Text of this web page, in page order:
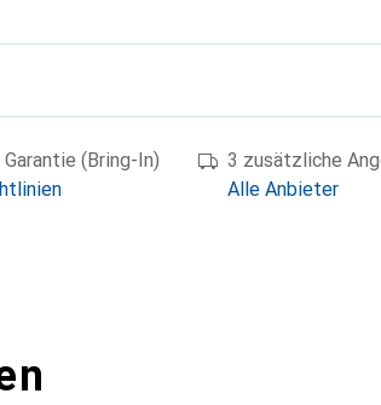
(Bring-In)
3 zusätzliche
Alle Anbieter